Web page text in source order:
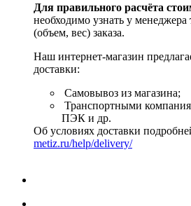
Для правильного расчёта
необходимо узнать у менеджера
(объем, вес) заказа.
Наш интернет-магазин
доставки:
Самовывоз из магазина;
Транспортными
ПЭК и др.
Об условиях доставки
metiz.ru/help/delivery/